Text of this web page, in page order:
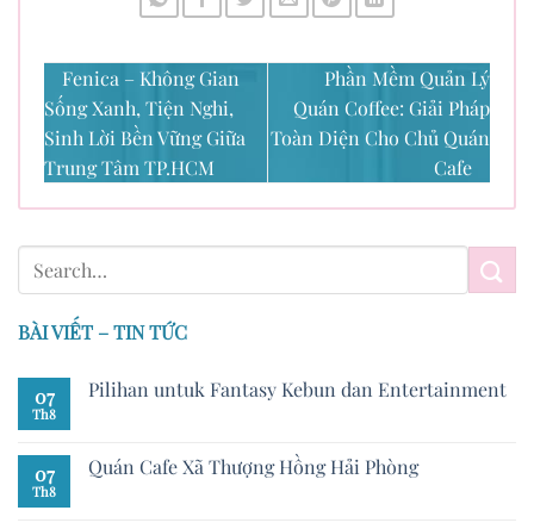
Fenica – Không Gian
Sống Xanh, Tiện Nghi,
Sinh Lời Bền Vững Giữa
Trung Tâm TP.HCM
Phần Mềm Quản Lý
Quán Coffee: Giải Pháp
Toàn Diện Cho Chủ Quán
Cafe
BÀI VIẾT – TIN TỨC
07
Th8
Pilihan untuk Fantasy Kebun dan Entertainment
07
Th8
Quán Cafe Xã Thượng Hồng Hải Phòng